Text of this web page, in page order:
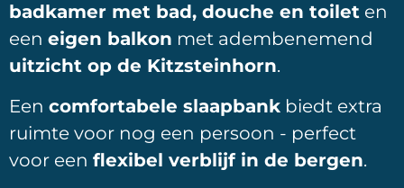
badkamer met bad, douche en toilet en
een eigen balkon met adembenemend
uitzicht op de Kitzsteinhorn.
Een comfortabele slaapbank biedt extra
ruimte voor nog een persoon - perfect
voor een flexibel verblijf in de bergen.